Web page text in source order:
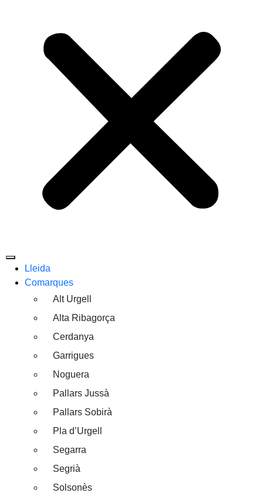
Lleida
Comarques
Alt Urgell
Alta Ribagorça
Cerdanya
Garrigues
Noguera
Pallars Jussà
Pallars Sobirà
Pla d’Urgell
Segarra
Segrià
Solsonès